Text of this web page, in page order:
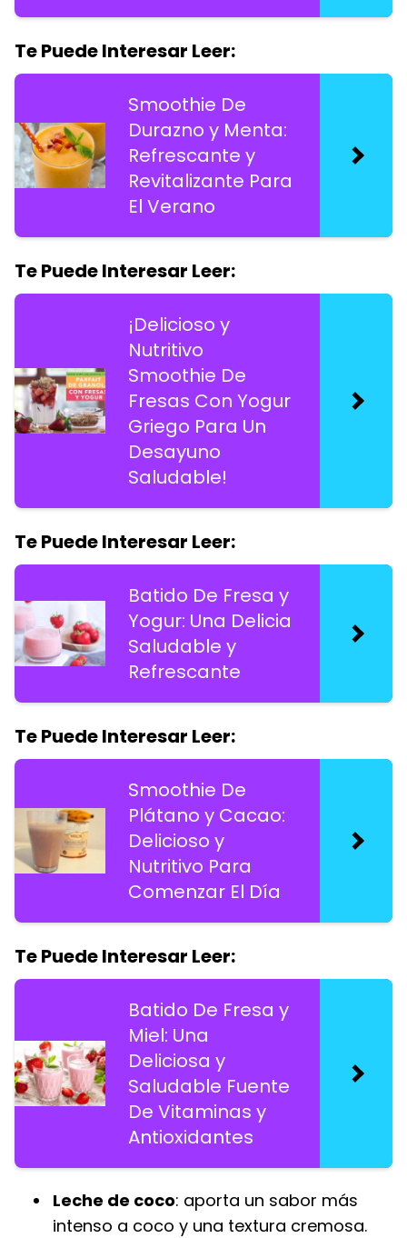
Te Puede Interesar Leer:
Smoothie De
Durazno y Menta:
Refrescante y
Revitalizante Para
El Verano
Te Puede Interesar Leer:
¡Delicioso y
Nutritivo
Smoothie De
Fresas Con Yogur
Griego Para Un
Desayuno
Saludable!
Te Puede Interesar Leer:
Batido De Fresa y
Yogur: Una Delicia
Saludable y
Refrescante
Te Puede Interesar Leer:
Smoothie De
Plátano y Cacao:
Delicioso y
Nutritivo Para
Comenzar El Día
Te Puede Interesar Leer:
Batido De Fresa y
Miel: Una
Deliciosa y
Saludable Fuente
De Vitaminas y
Antioxidantes
Leche de coco: aporta un sabor más
intenso a coco y una textura cremosa.